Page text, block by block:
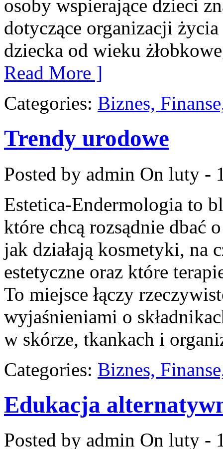
osoby wspierające dzieci
dotyczące organizacji
dziecka od wieku
Read More ]
Categories: Biznes,
Trendy urodowe
Posted by admin On luty -
Estetica-Endermologia to
które chcą rozsądnie dbać
jak działają kosmetyki, na
estetyczne oraz które
To miejsce łączy
wyjaśnieniami o
w skórze, tkankach i
Categories: Biznes,
Edukacja
Posted by admin On luty -